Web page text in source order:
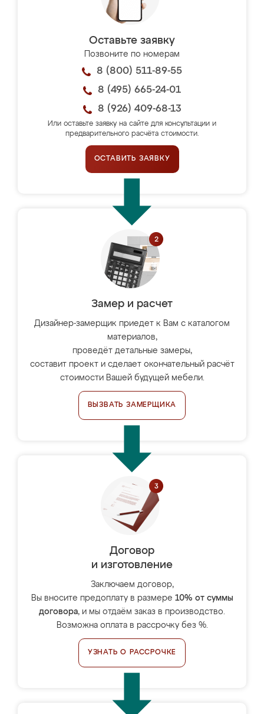
Оставьте заявку
Позвоните по номерам
8 (800) 511-89-55
8 (495) 665-24-01
8 (926) 409-68-13
Или оставьте заявку на сайте для консультации и
предварительного расчёта стоимости.
ОСТАВИТЬ ЗАЯВКУ
Замер и расчет
Дизайнер-замерщик приедет к Вам с каталогом
материалов,
проведёт детальные замеры,
составит проект и сделает окончательный расчёт
стоимости Вашей будущей мебели.
ВЫЗВАТЬ ЗАМЕРЩИКА
Договор
и изготовление
Заключаем договор,
Вы вносите предоплату в размере 10% от суммы
договора, и мы отдаём заказ в производство.
Возможна оплата в рассрочку без %.
УЗНАТЬ О РАССРОЧКЕ